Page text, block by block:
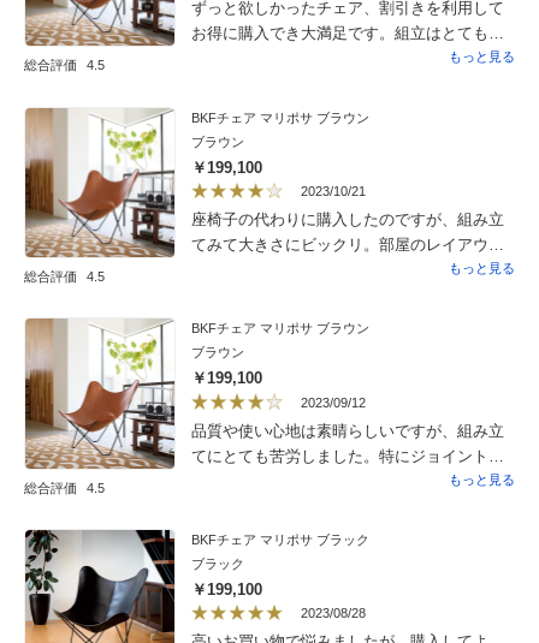
総合評価 4.5
ずっと欲しかったチェア、割引きを利用して
お得に購入でき大満足です。組立はとても簡
単でした。上質で厚みのある革の質感と座り
もっと見る
総合評価 4.5
BKFチェア マリポサ ブラウン
ブラウン
￥199,100
2023/10/21
座椅子の代わりに購入したのですが、組み立
てみて大きさにビックリ。部屋のレイアウト
変更して、今では自分の定位置として落ち着
です。
もっと見る
総合評価 4.5
BKFチェア マリポサ ブラウン
ブラウン
￥199,100
2023/09/12
品質や使い心地は素晴らしいですが、組み立
てにとても苦労しました。特にジョイントが
とても硬く女性には無理です。ゴム製のトン
い残念です。
もっと見る
BKFチェア マリポサ ブラック
ブラック
￥199,100
2023/08/28